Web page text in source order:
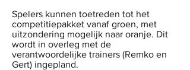
Spelers kunnen toetreden tot het
competitiepakket vanaf groen, met
uitzondering mogelijk naar oranje. Dit
wordt in overleg met de
verantwoordelijke trainers (Remko en
Gert) ingepland.